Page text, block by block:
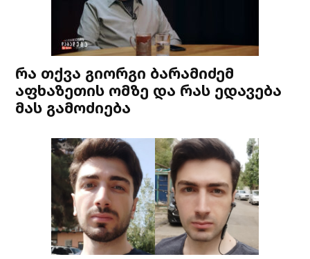
რა თქვა გიორგი ბარამიძემ
აფხაზეთის ომზე და რას ედავება
მას გამოძიება